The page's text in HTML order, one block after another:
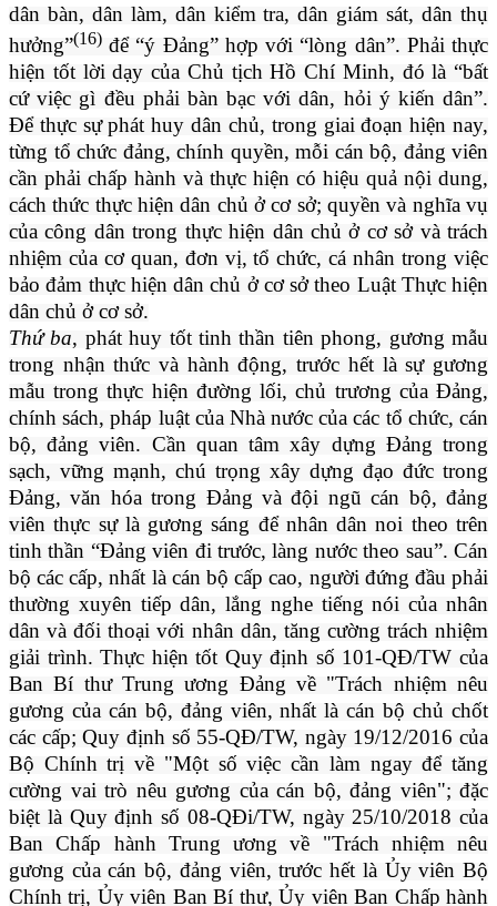
dân bàn, dân làm, dân kiểm tra, dân giám sát, dân thụ
hưởng”(16) để “ý Đảng” hợp với “lòng dân”. Phải thực
hiện tốt lời dạy của Chủ tịch Hồ Chí Minh, đó là “bất
cứ việc gì đều phải bàn bạc với dân, hỏi ý kiến dân”.
Để thực sự phát huy dân chủ, trong giai đoạn hiện nay,
từng tổ chức đảng, chính quyền, mỗi cán bộ, đảng viên
cần phải chấp hành và thực hiện có hiệu quả nội dung,
cách thức thực hiện dân chủ ở cơ sở; quyền và nghĩa vụ
của công dân trong thực hiện dân chủ ở cơ sở và trách
nhiệm của cơ quan, đơn vị, tổ chức, cá nhân trong việc
bảo đảm thực hiện dân chủ ở cơ sở theo Luật Thực hiện
dân chủ ở cơ sở.
Thứ ba, phát huy tốt tinh thần tiên phong, gương mẫu
trong nhận thức và hành động, trước hết là sự gương
mẫu trong thực hiện đường lối, chủ trương của Đảng,
chính sách, pháp luật của Nhà nước của các tổ chức, cán
bộ, đảng viên. Cần quan tâm xây dựng Đảng trong
sạch, vững mạnh, chú trọng xây dựng đạo đức trong
Đảng, văn hóa trong Đảng và đội ngũ cán bộ, đảng
viên thực sự là gương sáng để nhân dân noi theo trên
tinh thần “Đảng viên đi trước, làng nước theo sau”. Cán
bộ các cấp, nhất là cán bộ cấp cao, người đứng đầu phải
thường xuyên tiếp dân, lắng nghe tiếng nói của nhân
dân và đối thoại với nhân dân, tăng cường trách nhiệm
giải trình. Thực hiện tốt Quy định số 101-QĐ/TW của
Ban Bí thư Trung ương Đảng về "Trách nhiệm nêu
gương của cán bộ, đảng viên, nhất là cán bộ chủ chốt
các cấp; Quy định số 55-QĐ/TW, ngày 19/12/2016 của
Bộ Chính trị về "Một số việc cần làm ngay để tăng
cường vai trò nêu gương của cán bộ, đảng viên"; đặc
biệt là Quy định số 08-QĐi/TW, ngày 25/10/2018 của
Ban Chấp hành Trung ương về "Trách nhiệm nêu
gương của cán bộ, đảng viên, trước hết là Ủy viên Bộ
Chính trị, Ủy viên Ban Bí thư, Ủy viên Ban Chấp hành